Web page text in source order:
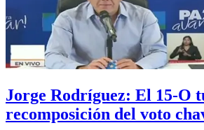
Jorge Rodríguez: El 15-O
recomposición del voto